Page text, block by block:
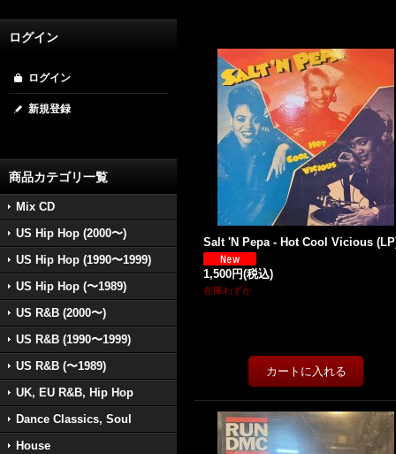
ログイン
ログイン
新規登録
商品カテゴリ一覧
Mix CD
US Hip Hop (2000〜)
US Hip Hop (1990〜1999)
US Hip Hop (〜1989)
US R&B (2000〜)
US R&B (1990〜1999)
US R&B (〜1989)
UK, EU R&B, Hip Hop
Dance Classics, Soul
House
Salt 'N Pepa - Hot Cool Vicious
1,500円(税込)
在庫わずか